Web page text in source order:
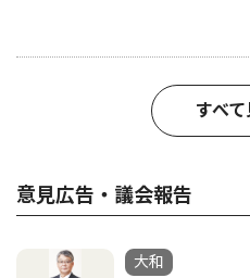
すべて
意見広告・議会報告
大和